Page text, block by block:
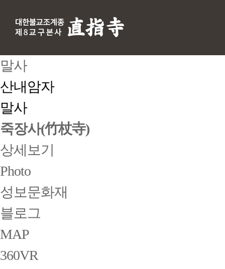
말사
산내암자
말사
죽장사(竹杖寺)
상세보기
Photo
성보문화재
블로그
MAP
360VR